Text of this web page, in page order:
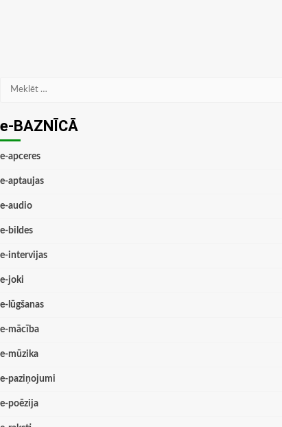
Meklēt:
e-BAZNĪCĀ
e-apceres
e-aptaujas
e-audio
e-bildes
e-intervijas
e-joki
e-lūgšanas
e-mācība
e-mūzika
e-paziņojumi
e-poēzija